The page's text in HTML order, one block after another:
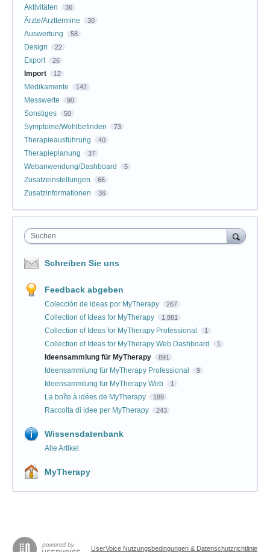
Aktivitäten
36
Ärzte/Arzttermine 30
Auswertung 58
Design 22
Export 26
Import 12
Medikamente 142
Messwerte 90
Sonstiges 50
Symptome/Wohlbefinden 73
Therapieausführung 40
Therapieplanung 37
Webanwendung/Dashboard 5
Zusatzeinstellungen 66
Zusatzinformationen 36
Suchen
Schreiben Sie uns
Feedback abgeben
Colección de ideas por MyTherapy 267
Collection of Ideas for MyTherapy 1,881
Collection of Ideas for MyTherapy Professional 1
Collection of Ideas for MyTherapy Web Dashboard 1
Ideensammlung für MyTherapy 891
Ideensammlung für MyTherapy Professional 9
Ideensammlung für MyTherapy Web 1
La boîte à idées de MyTherapy 189
Raccolta di idee per MyTherapy 243
Wissensdatenbank
Alle Artikel
MyTherapy
UserVoice Nutzungsbedingungen & Datenschutzrichtlinie